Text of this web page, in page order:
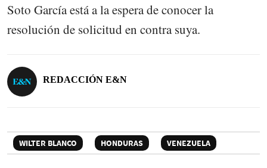
Soto García está a la espera de conocer la
resolución de solicitud en contra suya.
REDACCIÓN E&N
WILTER BLANCO HONDURAS VENEZUELA